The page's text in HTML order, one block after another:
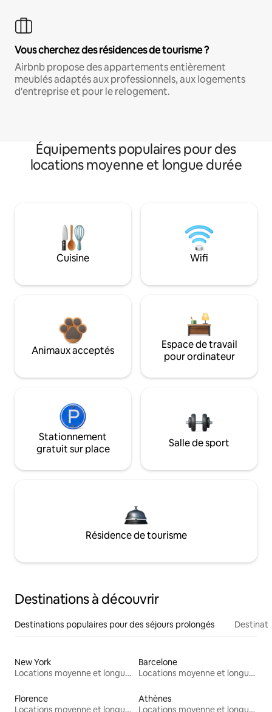
Vous cherchez des résidences de tourisme ?
Airbnb propose des appartements entièrement
meublés adaptés aux professionnels, aux logements
d'entreprise et pour le relogement.
Équipements populaires pour des
locations moyenne et longue durée
Cuisine Wifi
Animaux acceptés
Espace de travail
pour ordinateur
Stationnement
gratuit sur place
Salle de sport
Résidence de tourisme
Destinations à découvrir
Destinations populaires pour des séjours prolongés
New York
Locations moyenne et longue durée
Barcelone
Locations moyenne et longue durée
Florence
Locations moyenne et longue durée
Athènes
Locations moyenne et longue durée